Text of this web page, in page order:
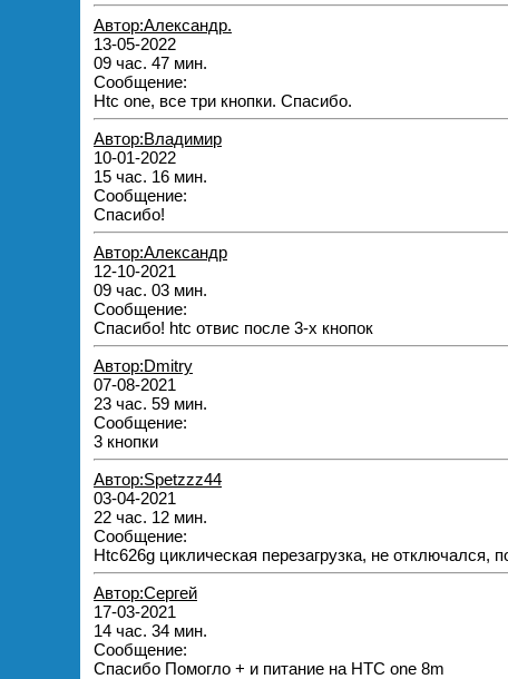
Автор:Александр.
13-05-2022
09 час. 47 мин.
Сообщение:
Htc one, все три кнопки. Спасибо.
Автор:Владимир
10-01-2022
15 час. 16 мин.
Сообщение:
Спасибо!
Автор:Александр
12-10-2021
09 час. 03 мин.
Сообщение:
Спасибо! htc отвис после 3-х кнопок
Автор:Dmitry
07-08-2021
23 час. 59 мин.
Сообщение:
3 кнопки
Автор:Spetzzz44
03-04-2021
22 час. 12 мин.
Сообщение:
Htc626g циклическая перезагрузка, не отключался,
Автор:Сергей
17-03-2021
14 час. 34 мин.
Сообщение:
Спасибо Помогло + и питание на HTC one 8m